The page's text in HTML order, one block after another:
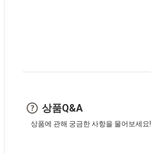
상품Q&A
상품에 관해 궁금한 사항을 물어보세요!